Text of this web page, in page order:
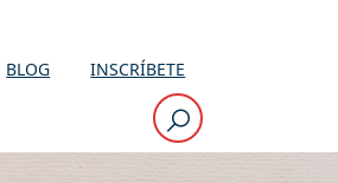
BLOG INSCRÍBETE